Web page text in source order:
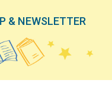
& NEWSLETTER